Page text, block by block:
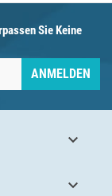
Sie Keine
ANMELDEN

